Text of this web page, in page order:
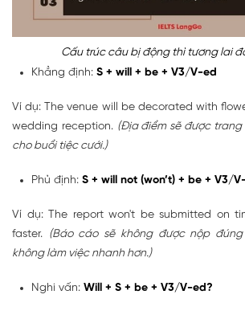
Cấu trúc câu bị động thì tương lai
Khẳng định: S + will + be + V3/V-ed
Ví dụ: The venue will be decorated with
wedding reception. (Địa điểm sẽ được
cho buổi tiệc cưới.)
Phủ định: S + will not (won’t) + be + V3/
Ví dụ: The report won't be submitted on
faster. (Báo cáo sẽ không được nộp
không làm việc nhanh hơn.)
Nghi vấn: Will + S + be + V3/V-ed?